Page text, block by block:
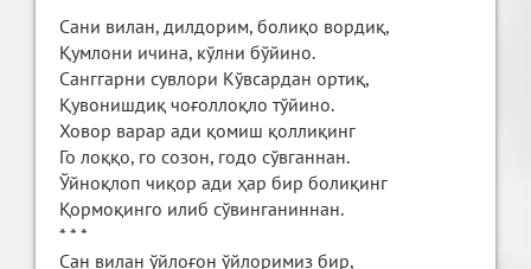
Сани вилан, дилдорим, болиқо вордиқ,
Қумлони ичина, кўлни бўйино.
Санггарни сувлори Кўвсардан ортиқ,
Қувонишдиқ чоғоллоқло тўйино.
Ховор варар ади қомиш қоллиқинг
Го лоққо, го созон, годо сўвганнан.
Ўйноқлоп чиқор ади ҳар бир болиқинг
Қормоқинго илиб сўвинганиннан.
* * *
Сан вилан ўйлоғон ўйлоримиз бир,